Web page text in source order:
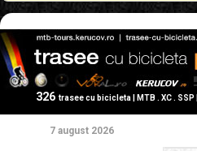
326 trasee cu bicicleta | MTB . XC . SSP |
7 august 2026